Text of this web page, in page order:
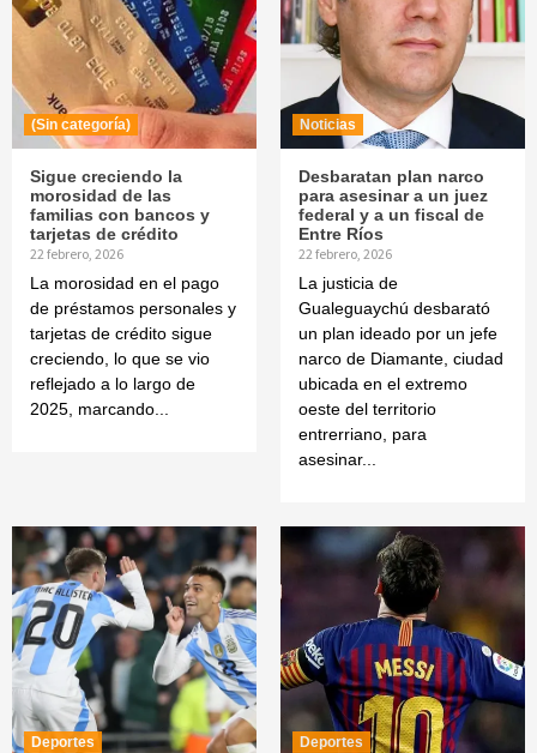
(Sin categoría)
Sigue creciendo la
morosidad de las
familias con bancos y
tarjetas de crédito
22 febrero, 2026
La morosidad en el pago
de préstamos personales y
tarjetas de crédito sigue
creciendo, lo que se vio
reflejado a lo largo de
2025, marcando...
Noticias
Desbaratan plan narco
para asesinar a un juez
federal y a un fiscal de
Entre Ríos
22 febrero, 2026
La justicia de
Gualeguaychú desbarató
un plan ideado por un jefe
narco de Diamante, ciudad
ubicada en el extremo
oeste del territorio
entrerriano, para
asesinar...
Deportes Deportes